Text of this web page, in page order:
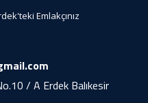
Emlakçınız
/ A Erdek Balıkesir